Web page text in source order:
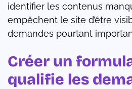
identifier les contenus
empêchent le site d’être
demandes pourtant
Créer un
qualifie les